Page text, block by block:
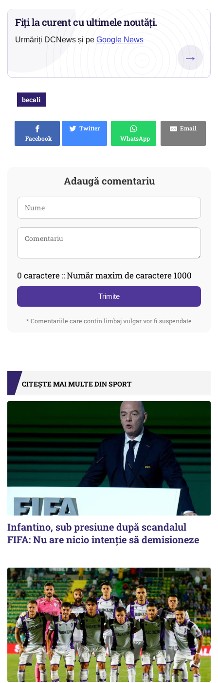
Fiți la curent cu ultimele noutăți.
Urmăriți DCNews și pe Google News
→
becali
Facebook
Twitter
WhatsApp
Email
Adaugă comentariu
0 caractere :: Număr maxim de caractere 1000
Trimite
* Comentariile care contin limbaj vulgar vor fi suspendate
CITEȘTE MAI MULTE DIN SPORT
Infantino, sub presiune după scandalul
FIFA: Nu are nicio intenție să demisioneze